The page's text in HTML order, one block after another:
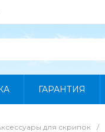
ГАРАНТИЯ
для скрипок /